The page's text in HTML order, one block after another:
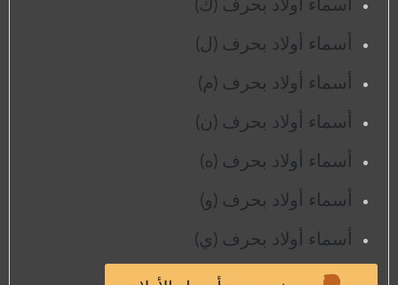
أسماء أولاد بحرف (ك)
أسماء أولاد بحرف (ل)
أسماء أولاد بحرف (م)
أسماء أولاد بحرف (ن)
أسماء أولاد بحرف (ه)
أسماء أولاد بحرف (و)
أسماء أولاد بحرف (ي)